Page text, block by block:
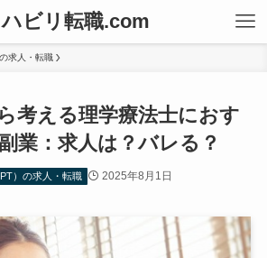
ハビリ転職.com
求人・転職
考える理学療法士におす
業：求人は？バレる？
）の求人・転職 2025年8月1日